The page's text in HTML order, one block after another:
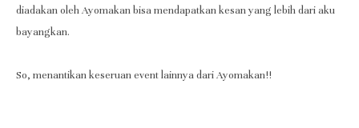
diadakan oleh Ayomakan bisa mendapatkan kesan yang lebih dari aku
bayangkan.
So, menantikan keseruan event lainnya dari Ayomakan!!